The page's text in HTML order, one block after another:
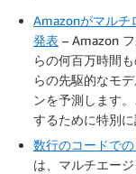
Amazonがマルチ
発表 – Amazon
らの何百万時間
らの先駆的なモ
ンを予測します
するために特別
数行のコードで
は、マルチエー